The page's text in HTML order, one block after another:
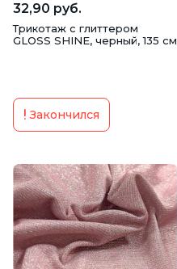
32,90 руб.
Трикотаж с глиттером
GLOSS SHINE, черный, 135 см
Закончился